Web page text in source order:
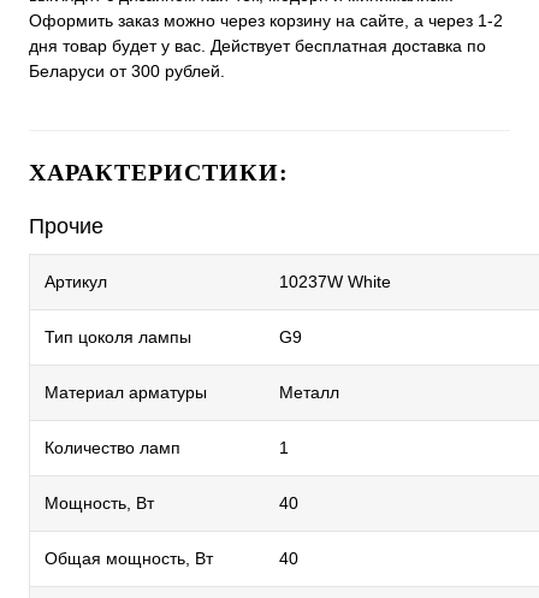
Оформить заказ можно через корзину на сайте, а через 1-2
дня товар будет у вас. Действует бесплатная доставка по
Беларуси от 300 рублей.
ХАРАКТЕРИСТИКИ:
Прочие
Артикул 10237W White
Тип цоколя лампы G9
Материал арматуры Металл
Количество ламп 1
Мощность, Вт 40
Общая мощность, Вт 40